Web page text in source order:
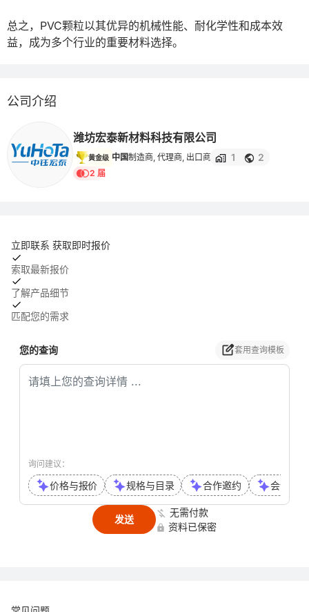
总之，PVC颗粒以其优异的机械性能、耐化学性和成本效
益，成为多个行业的重要材料选择。
公司介绍
潍坊宏泰新材料科技有限公司
黄金级 中国制造商, 代理商, 出口商 1 2
2 届
立即联系 获取即时报价
索取最新报价
了解产品细节
匹配您的需求
您的查询 套用查询模板
询问建议：
价格与报价 规格与目录 合作邀约 会议或
发送
无需付款
资料已保密